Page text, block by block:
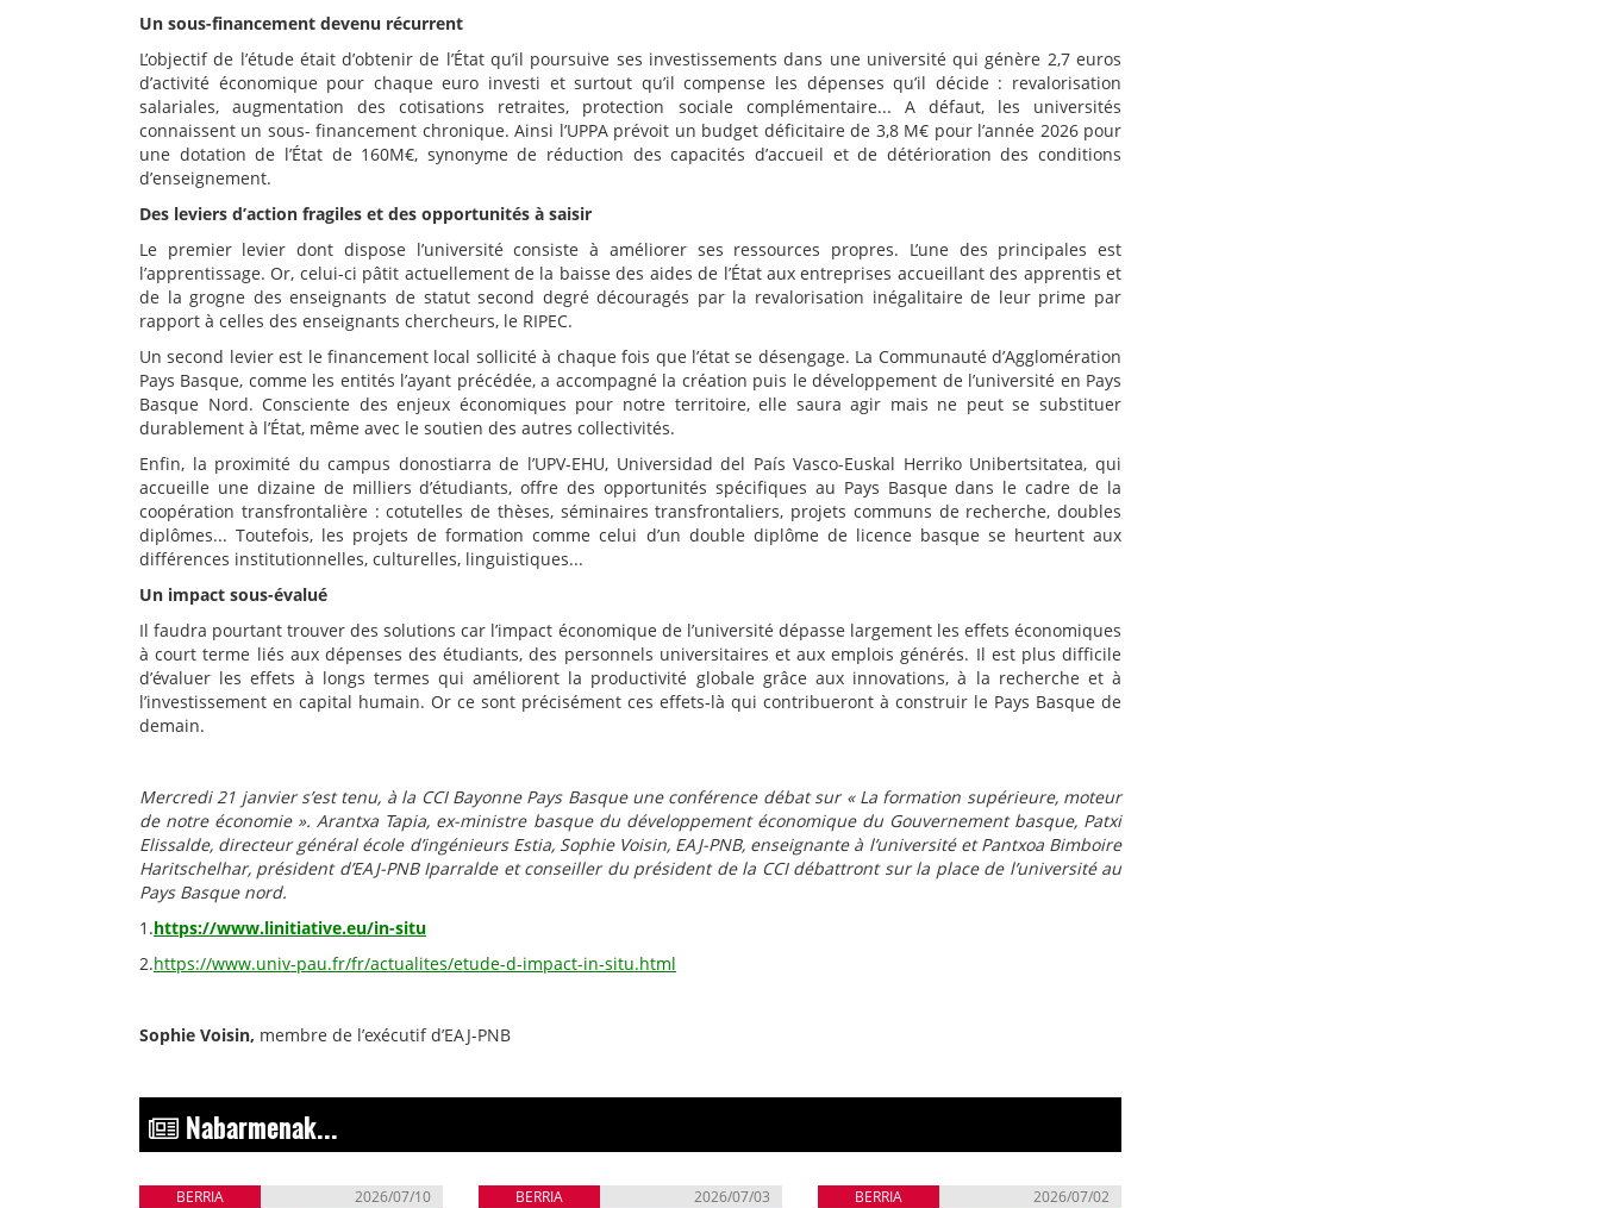
Un sous-financement devenu récurrent
L’objectif de l’étude était d’obtenir de l’État qu’il poursuive ses investissements dans une université qui génère 2,7 euros
d’activité économique pour chaque euro investi et surtout qu’il compense les dépenses qu’il décide : revalorisation
salariales, augmentation des cotisations retraites, protection sociale complémentaire... A défaut, les universités
connaissent un sous- financement chronique. Ainsi l’UPPA prévoit un budget déficitaire de 3,8 M€ pour l’année 2026 pour
une dotation de l’État de 160M€, synonyme de réduction des capacités d’accueil et de détérioration des conditions
d’enseignement.
Des leviers d’action fragiles et des opportunités à saisir
Le premier levier dont dispose l’université consiste à améliorer ses ressources propres. L’une des principales est
l’apprentissage. Or, celui-ci pâtit actuellement de la baisse des aides de l’État aux entreprises accueillant des apprentis et
de la grogne des enseignants de statut second degré découragés par la revalorisation inégalitaire de leur prime par
rapport à celles des enseignants chercheurs, le RIPEC.
Un second levier est le financement local sollicité à chaque fois que l’état se désengage. La Communauté d’Agglomération
Pays Basque, comme les entités l’ayant précédée, a accompagné la création puis le développement de l’université en Pays
Basque Nord. Consciente des enjeux économiques pour notre territoire, elle saura agir mais ne peut se substituer
durablement à l’État, même avec le soutien des autres collectivités.
Enfin, la proximité du campus donostiarra de l’UPV-EHU, Universidad del País Vasco-Euskal Herriko Unibertsitatea, qui
accueille une dizaine de milliers d’étudiants, offre des opportunités spécifiques au Pays Basque dans le cadre de la
coopération transfrontalière : cotutelles de thèses, séminaires transfrontaliers, projets communs de recherche, doubles
diplômes... Toutefois, les projets de formation comme celui d’un double diplôme de licence basque se heurtent aux
différences institutionnelles, culturelles, linguistiques...
Un impact sous-évalué
Il faudra pourtant trouver des solutions car l’impact économique de l’université dépasse largement les effets économiques
à court terme liés aux dépenses des étudiants, des personnels universitaires et aux emplois générés. Il est plus difficile
d’évaluer les effets à longs termes qui améliorent la productivité globale grâce aux innovations, à la recherche et à
l’investissement en capital humain. Or ce sont précisément ces effets-là qui contribueront à construir le Pays Basque de
demain.
Mercredi 21 janvier s’est tenu, à la CCI Bayonne Pays Basque une conférence débat sur « La formation supérieure, moteur
de notre économie ». Arantxa Tapia, ex-ministre basque du développement économique du Gouvernement basque, Patxi
Elissalde, directeur général école d’ingénieurs Estia, Sophie Voisin, EAJ-PNB, enseignante à l’université et Pantxoa Bimboire
Haritschelhar, président d’EAJ-PNB Iparralde et conseiller du président de la CCI débattront sur la place de l’université au
Pays Basque nord.
1.https://www.linitiative.eu/in-situ
2.https://www.univ-pau.fr/fr/actualites/etude-d-impact-in-situ.html
Sophie Voisin, membre de l’exécutif d’EAJ-PNB
Nabarmenak...
BERRIA 2026/07/10 BERRIA 2026/07/03 BERRIA 2026/07/02